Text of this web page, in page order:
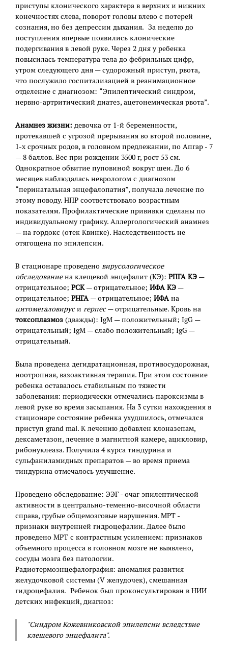
приступы клонического характера в верхних и нижних
конечностях слева, поворот головы влево с потерей
сознания, но без депрессии дыхания. За неделю до
поступления впервые появились клонические
подергивания в левой руке. Через 2 дня у ребенка
повысилась температура тела до фебрильных цифр,
утром следующего дня — судорожный приступ, рвота,
что послужило госпитализацией в реанимационное
отделение с диагнозом: “Эпилептический синдром,
нервно-артритический диатез, ацетонемическая рвота”.
Анамнез жизни: девочка от 1-й беременности,
протекавшей с угрозой прерывания во второй половине,
1-х срочных родов, в головном предлежании, по Апгар - 7
— 8 баллов. Вес при рождении 3500 г, рост 53 см.
Однократное обвитие пуповиной вокруг шеи. До 6
месяцев наблюдалась неврологом с диагнозом
“перинатальная энцефалопатия”, получала лечение по
этому поводу. НПР соответствовало возрастным
показателям. Профилактические прививки сделаны по
индивидуальному графику. Аллергологический анамнез
— на гордокс (отек Квинке). Наследственность не
отягощена по эпилепсии.
В стационаре проведено вирусологическое
обследованиена клещевой энцефалит (КЭ): РПГА КЭ —
отрицательное; РСК— отрицательное; ИФА КЭ —
отрицательное; РНГА— отрицательное; ИФАна
цитомегаловируси герпес— отрицательные. Кровь на
токсоплазмоз (дважды): IgM — положительный; IgG —
отрицательный; IgM — слабо положительный; IgG —
отрицательный.
Была проведена дегидратационная, противосудорожная,
ноотропная, вазоактивная терапия. При этом состояние
ребенка оставалось стабильным по тяжести
заболевания: периодически отмечались пароксизмы в
левой руке во время засыпания. На 3 сутки нахождения в
стационаре состояние ребенка ухудшилось, отмечался
приступ grand mal. К лечению добавлен клоназепам,
дексаметазон, лечение в магнитной камере, ацикловир,
рибонуклеаза. Получила 4 курса тиндурина и
сульфаниламидных препаратов — во время приема
тиндурина отмечалось улучшение.
Проведено обследование: ЭЭГ - очаг эпилептической
активности в центрально-теменно-височной области
справа, грубые общемозговые нарушения. МРТ -
признаки внутренней гидроцефалии. Далее было
проведено МРТ с контрастным усилением: признаков
объемного процесса в головном мозге не выявлено,
сосуды мозга без патологии.
Радиотермоэнцефалография: аномалия развития
желудочковой системы (V желудочек), смешанная
гидроцефалия. Ребенок был проконсультирован в НИИ
детских инфекций, диагноз:
"Синдром Кожевниковской эпилепсии вследствие
клещевого энцефалита".